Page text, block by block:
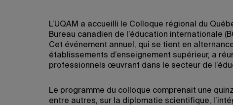
L’UQAM a accueilli le Colloque régional du
Bureau canadien de l’éducation internationale
Cet événement annuel, qui se tient en
établissements d’enseignement supérieur, a
professionnels œuvrant dans le secteur de
Le programme du colloque comprenait une
entre autres, sur la diplomatie scientifique,